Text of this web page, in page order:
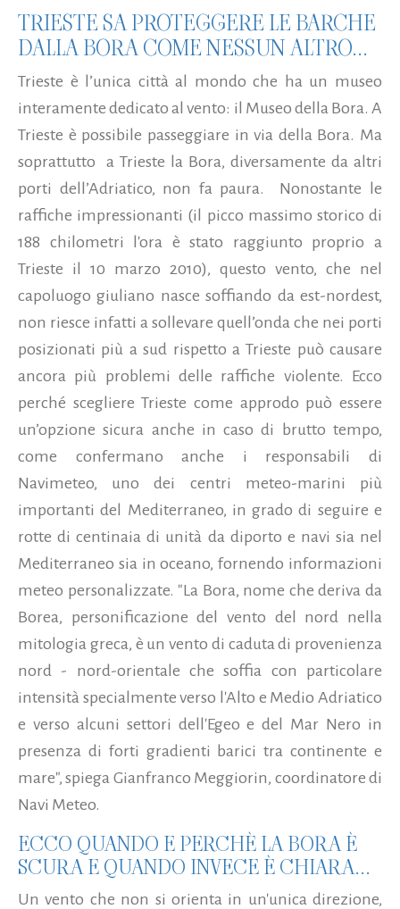
TRIESTE SA PROTEGGERE LE BARCHE
DALLA BORA COME NESSUN ALTRO...
Trieste è l’unica città al mondo che ha un museo
interamente dedicato al vento: il Museo della Bora. A
Trieste è possibile passeggiare in via della Bora. Ma
soprattutto a Trieste la Bora, diversamente da altri
porti dell’Adriatico, non fa paura. Nonostante le
raffiche impressionanti (il picco massimo storico di
188 chilometri l'ora è stato raggiunto proprio a
Trieste il 10 marzo 2010), questo vento, che nel
capoluogo giuliano nasce soffiando da est-nordest,
non riesce infatti a sollevare quell’onda che nei porti
posizionati più a sud rispetto a Trieste può causare
ancora più problemi delle raffiche violente. Ecco
perché scegliere Trieste come approdo può essere
un’opzione sicura anche in caso di brutto tempo,
come confermano anche i responsabili di
Navimeteo, uno dei centri meteo-marini più
importanti del Mediterraneo, in grado di seguire e
rotte di centinaia di unità da diporto e navi sia nel
Mediterraneo sia in oceano, fornendo informazioni
meteo personalizzate. "La Bora, nome che deriva da
Borea, personificazione del vento del nord nella
mitologia greca, è un vento di caduta di provenienza
nord - nord-orientale che soffia con particolare
intensità specialmente verso l'Alto e Medio Adriatico
e verso alcuni settori dell'Egeo e del Mar Nero in
presenza di forti gradienti barici tra continente e
mare", spiega Gianfranco Meggiorin, coordinatore di
Navi Meteo.
ECCO QUANDO E PERCHÈ LA BORA È
SCURA E QUANDO INVECE È CHIARA...
Un vento che non si orienta in un'unica direzione,